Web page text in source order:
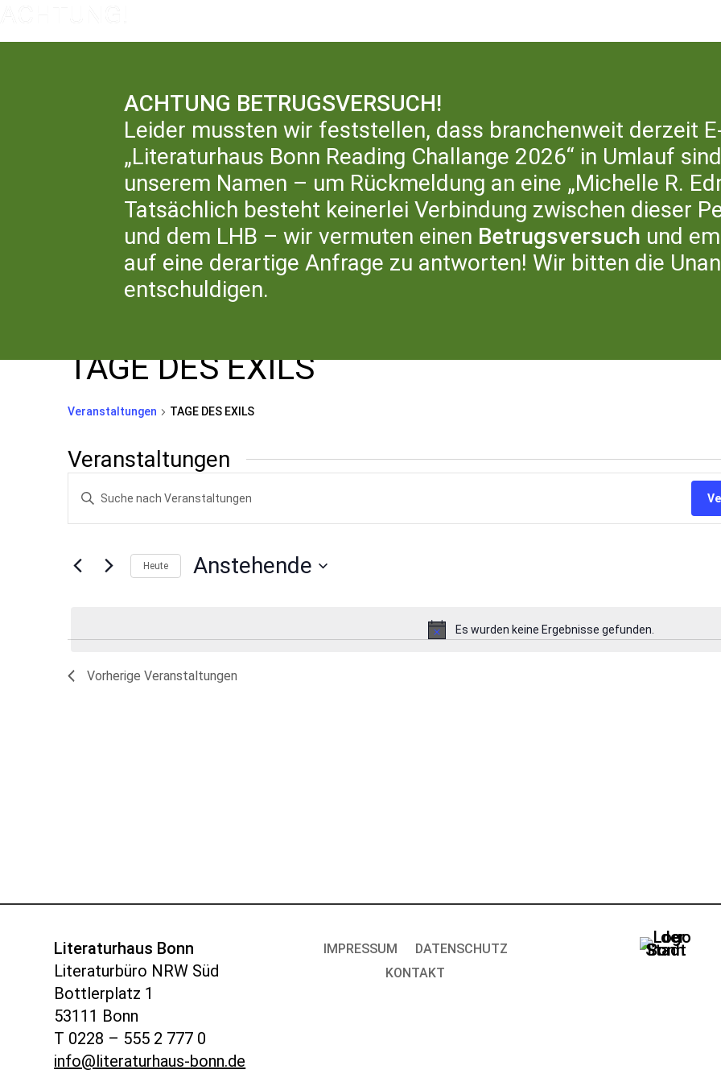
LITERATURHAUS LITERATURBÜRO
TAGE DES EXILS
Veranstaltungen TAGE DES EXILS
Veranstaltungen
Hinweis
Es wurden keine Ergebnisse gefunden.
Veranstaltungen
Suche
Ansichten,
Bitte
Suche
Heute Anstehende
Vorherige Veranstaltungen
Literaturhaus Bonn
Literaturbüro NRW Süd
Bottlerplatz 1
53111 Bonn
T 0228 – 555 2 777 0
info@literaturhaus-bonn.de
IMPRESSUM
DATENSCHUTZ
KONTAKT
ACHTUNG BETRUGSVERSUCH!
Leider mussten wir feststellen, dass branchenweit derzeit
„Literaturhaus Bonn Reading Challange 2026“ in Umlauf
unserem Namen – um Rückmeldung an eine „Michelle R.
Tatsächlich besteht keinerlei Verbindung zwischen dieser
und dem LHB – wir vermuten einen Betrugsversuch und
auf eine derartige Anfrage zu antworten! Wir bitten die
entschuldigen.